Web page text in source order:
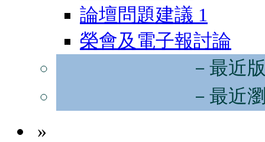
論壇問題建議 1
榮會及電子報討論
－最近
－最近
»